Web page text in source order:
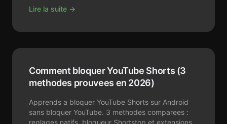
Lire la suite →
Comment bloquer YouTube Shorts (3
methodes prouvees en 2026)
Apprends a bloquer YouTube Shorts sur Android
sans bloquer YouTube. 3 methodes comparees :
reglages natifs, bloqueur Shortstop et extensions